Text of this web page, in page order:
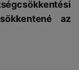
az